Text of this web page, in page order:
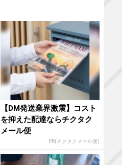
【DM発送業界激震】コスト
を抑えた配達ならチクタク
メール便
PR(チクタクメール便)